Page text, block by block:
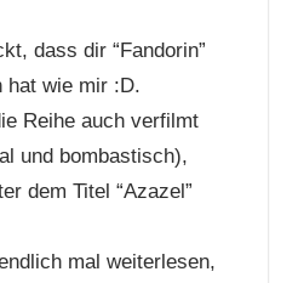
dass dir “Fandorin”
hat wie mir :D.
Reihe auch verfilmt
und bombastisch),
dem Titel “Azazel”
mal weiterlesen,